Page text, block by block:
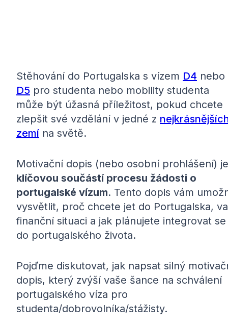
Stěhování do Portugalska s vízem D4 nebo
D5 pro studenta nebo mobility studenta
může být úžasná příležitost, pokud chcete
zlepšit své vzdělání v jedné z
zemí na světě.
Motivační dopis (nebo osobní prohlášení) je
klíčovou součástí procesu žádosti o
portugalské vízum. Tento dopis vám
vysvětlit, proč chcete jet do Portugalska,
finanční situaci a jak plánujete integrovat se
do portugalského života.
Pojďme diskutovat, jak napsat silný
dopis, který zvýší vaše šance na schválení
portugalského víza pro
studenta/dobrovolníka/stážisty.